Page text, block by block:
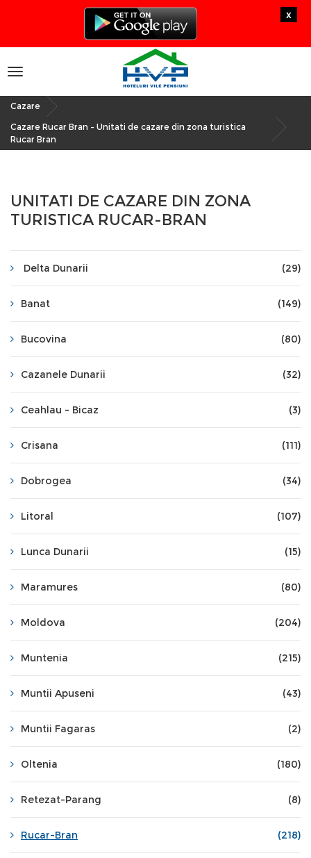
x
Toggle
navigation
Cazare
Cazare Rucar Bran - Unitati de cazare din zona turistica
Rucar Bran
UNITATI DE CAZARE DIN ZONA
TURISTICA RUCAR-BRAN
Delta Dunarii (29)
Banat (149)
Bucovina (80)
Cazanele Dunarii (32)
Ceahlau - Bicaz (3)
Crisana (111)
Dobrogea (34)
Litoral (107)
Lunca Dunarii (15)
Maramures (80)
Moldova (204)
Muntenia (215)
Muntii Apuseni (43)
Muntii Fagaras (2)
Oltenia (180)
Retezat-Parang (8)
Rucar-Bran (218)